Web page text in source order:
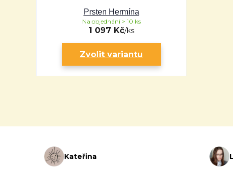
Prsten Hermína
1 097 Kč/ks
Na objednání > 10 ks
Zvolit variantu
Kateřina